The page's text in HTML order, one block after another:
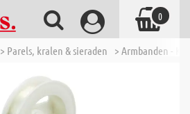
> Parels, kralen & sieraden > Armbanden -
0